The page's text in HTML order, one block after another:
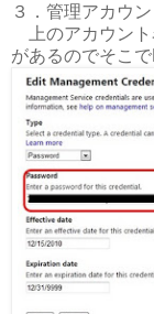
３．管理アカウ
上のアカウント
があるのでそこ